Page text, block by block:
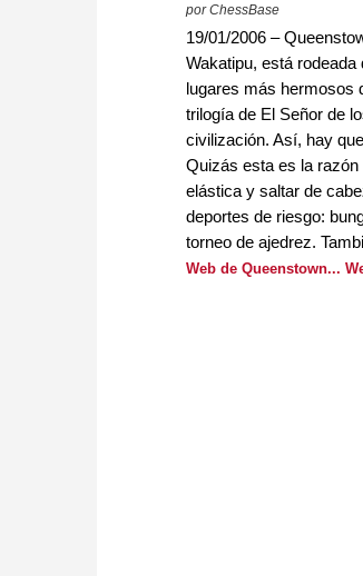
por ChessBase
19/01/2006 –
Wakatipu, está
lugares más hermosos
trilogía de El Señor de
civilización. Así, hay
Quizás esta es la razón
elástica y saltar de
deportes de riesgo:
torneo de ajedrez.
Web de Queenstown...